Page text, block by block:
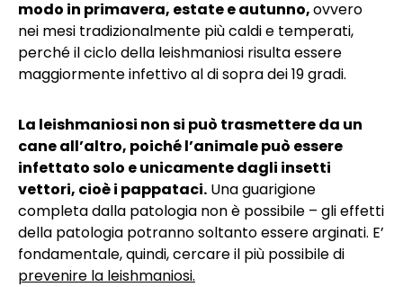
modo in primavera, estate e autunno,ovvero
nei mesi tradizionalmente più caldi e temperati,
perché il ciclo della leishmaniosi risulta essere
maggiormente infettivo al di sopra dei 19 gradi.
La leishmaniosi non si può trasmettere da un
cane all’altro, poiché l’animale può essere
infettato solo e unicamente dagli insetti
vettori, cioè i pappataci. Una guarigione
completa dalla patologia non è possibile – gli effetti
della patologia potranno soltanto essere arginati. E’
fondamentale, quindi, cercare il più possibile di
prevenire la leishmaniosi.